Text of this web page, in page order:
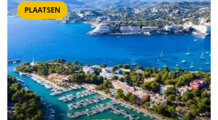
PLAATSEN